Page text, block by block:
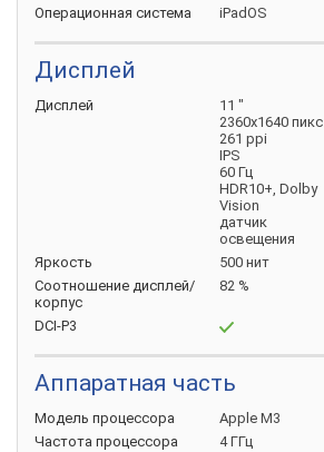
Операционная система iPadOS
Дисплей
Дисплей
11 "
2360х1640 пикс
261 ppi
IPS
60 Гц
HDR10+, Dolby
Vision
датчик
освещения
Яркость
500 нит
Соотношение дисплей/
корпус
82 %
DCI-P3
Аппаратная часть
Модель процессора
Apple M3
Частота процессора 4 ГГц